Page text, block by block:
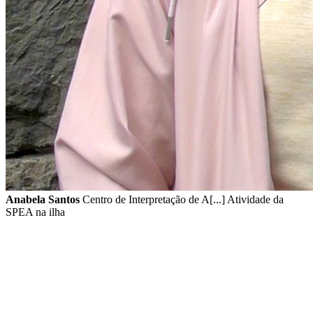
Anabela Santos Centro de Interpretação de A[...] Atividade da
SPEA na ilha